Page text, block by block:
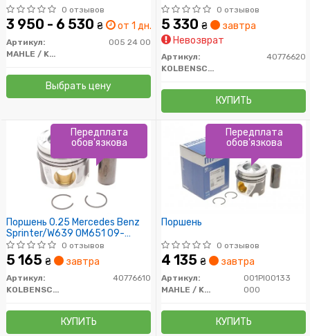
0 отзывов
3 950 - 6 530 ₴ от 1 дн.
Артикул:
005 24 00
MAHLE / KNECHT
Выбрать цену
0 отзывов
5 330 ₴
завтра
Невозврат
Артикул:
40776620
KOLBENSCHMIDT
КУПИТЬ
Поршень 0.25 Mercedes Benz
Sprinter/W639 OM651 09-
(83.25 mm)
0 отзывов
5 165 ₴ завтра
Артикул:
40776610
KOLBENSCHMIDT
КУПИТЬ
Передплата
обов'язкова
Поршень
0 отзывов
4 135 ₴ завтра
Артикул:
001PI00133
000
MAHLE / KNECHT
КУПИТЬ
Передплата
обов'язкова